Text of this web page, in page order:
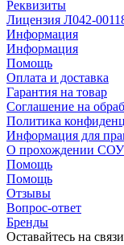
Реквизиты
Лицензия Л042-
Информация
Информация
Помощь
Оплата и доставка
Гарантия на товар
Соглашение на
Политика
Информация для
О прохождении
Помощь
Помощь
Отзывы
Вопрос-ответ
Бренды
Оставайтесь на связи